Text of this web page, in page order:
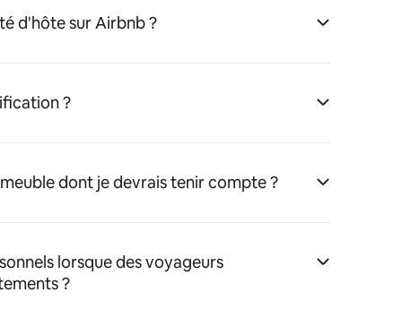
d'hôte sur Airbnb ?
?
dont je devrais tenir compte ?
lorsque des voyageurs
?